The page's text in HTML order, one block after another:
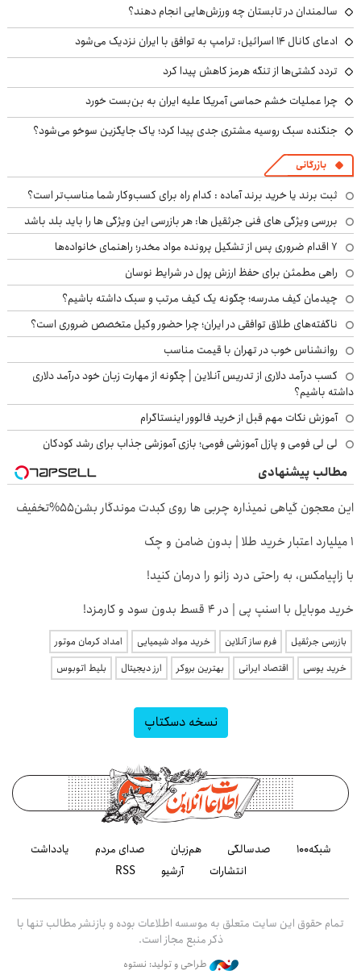
سالمندان در تابستان چه ورزش‌هایی انجام دهند؟
ادعای کانال ۱۴ اسرائیل: ترامپ به توافق با ایران نزدیک می‌شود
تردد کشتی‌ها از تنگه هرمز کاهش پیدا کرد
چرا عملیات خشم حماسی آمریکا علیه ایران به بن‌بست خورد
جنگنده سبک روسیه مشتری جدی پیدا کرد؛ یاک جایگزین سوخو می‌شود؟
بازرگانی
ثبت برند یا خرید برند آماده : کدام راه برای کسب‌وکار شما مناسب‌تر است؟
بررسی ویژگی های فنی جرثقیل ها: هر بازرسی این ویژگی ها را باید بلد باشد
۷ اقدام ضروری پس از تشکیل پرونده مواد مخدر؛ راهنمای خانواده‌ها
راهی مطمئن برای حفظ ارزش پول در شرایط نوسان
چیدمان کیف مدرسه؛ چگونه یک کیف مرتب و سبک داشته باشیم؟
ناگفته‌های طلاق توافقی در ایران؛ چرا حضور وکیل متخصص ضروری است؟
روانشناس خوب در تهران با قیمت مناسب
کسب درآمد دلاری از تدریس آنلاین | چگونه از مهارت زبان خود درآمد دلاری
داشته باشیم؟
آموزش نکات مهم قبل از خرید فالوور اینستاگرام
لی لی فومی و پازل آموزشی فومی؛ بازی آموزشی جذاب برای رشد کودکان
مطالب پیشنهادی
این معجون گیاهی نمیذاره چربی ها روی کبدت موندگار بشن55%تخفیف
۱ میلیارد اعتبار خرید طلا | بدون ضامن و چک
با زاپیامکس، به راحتی درد زانو را درمان کنید!
خرید موبایل با اسنپ پی | در ۴ قسط بدون سود و کارمزد!
بازرسی جرثقیل فرم ساز آنلاین خرید مواد شیمیایی
امداد کرمان موتور
خرید یوسی
اقتصاد ایرانی بهترین بروکر ارز دیجیتال بلیط اتوبوس
نسخه دسکتاپ
شبکه۱۰۰ صدسالگی هم‌زبان صدای مردم
یادداشت
انتشارات
آرشیو RSS
تمام حقوق این سایت متعلق به موسسه اطلاعات بوده و بازنشر مطالب تنها با
ذکر منبع مجاز است.
طراحی و تولید: نستوه